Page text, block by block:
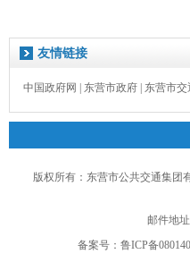
友情链接
中国政府网 东营市政府 东营市交
版权所有：东营市公共交通集团
邮件地址
备案号： 鲁ICP备